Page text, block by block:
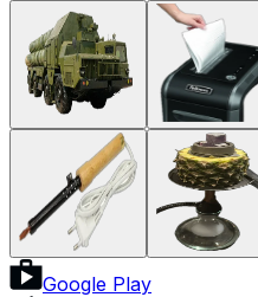
Google Play